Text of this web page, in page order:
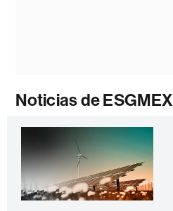
Noticias de ESGMEX